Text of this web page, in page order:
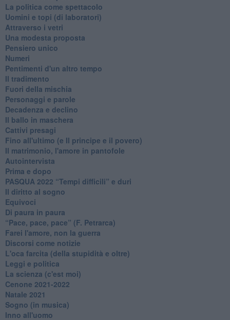
La politica come spettacolo
Uomini e topi (di laboratori)
Attraverso i vetri
Una modesta proposta
Pensiero unico
Numeri
Pentimenti d'un altro tempo
Il tradimento
Fuori della mischia
Personaggi e parole
Decadenza e declino
Il ballo in maschera
Cattivi presagi
Fino all'ultimo (e Il principe e il povero)
Il matrimonio, l'amore in pantofole
Autointervista
Prima e dopo
​PASQUA 2022 “Tempi difficili” e duri
Il diritto al sogno
Equivoci
Di paura in paura
​“Pace, pace, pace” (F. Petrarca)
Farei l'amore, non la guerra
Discorsi come notizie
L'oca farcita (della stupidità e oltre)
Leggi e politica
La scienza (c'est moi)
Cenone 2021-2022
Natale 2021
Sogno (in musica)
Inno all'uomo